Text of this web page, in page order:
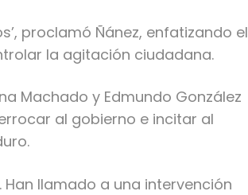
proclamó Ñánez, enfatizando el
la agitación ciudadana.
Machado y Edmundo González
al gobierno e incitar al
llamado a una intervención